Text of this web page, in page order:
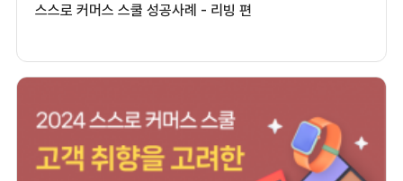
스스로 커머스 스쿨 성공사례 - 리빙 편